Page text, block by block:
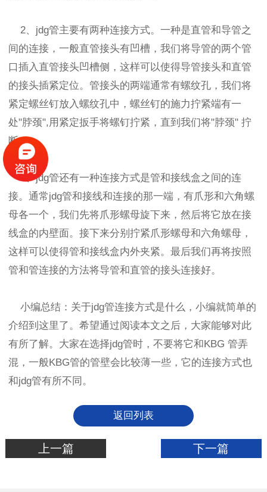
2、jdg管主要有两种连接方式。一种是直管和导管之
间的连接，一般直管接头有凹槽，我们将导管的两个管
口插入直管接头凹槽侧，这样可以使得导管接头和直管
的接头插紧定位。管接头的两端通常有螺纹孔，我们将
紧定螺丝钉放入螺纹孔中，螺丝钉的施力拧紧端有一
处"脖颈",用紧定扳手将螺钉拧紧，直到我们将"脖颈" 拧
断。
3、jdg管还有一种连接方式是管和接线盒之间的连
接。通常jdg管和接线和连接的那一端，有爪形和六角螺
母各一个，我们先将爪形螺母旋下来，然后将它放在接
线盒的内壁面。接下来分别拧紧爪形螺母和六角螺母，
这样可以使得管和接线盒内外夹紧。最后我们再将按照
管和管连接的方法将导管和直管的接头连接好。
小编总结：关于jdg管连接方式是什么，小编就简单的
介绍到这里了。希望通过阅读本文之后，大家能够对此
有所了解。大家在选择jdg管时，不要将它和KBG 管弄
混，一般KBG管的管壁会比较薄一些，它的连接方式也
和jdg管有所不同。
返回列表
上一篇 下一篇